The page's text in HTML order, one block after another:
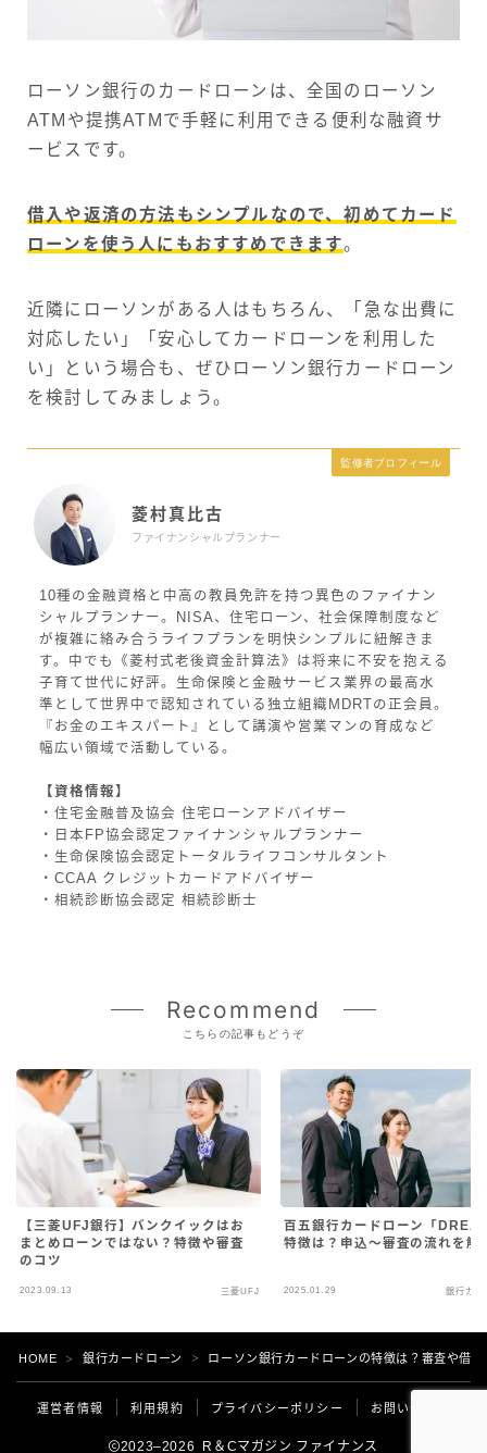
ローソン銀行のカードローンは、全国のローソン
ATMや提携ATMで手軽に利用できる便利な融資サ
ービスです。
借入や返済の方法もシンプルなので、初めてカード
ローンを使う人にもおすすめできます。
近隣にローソンがある人はもちろん、「急な出費に
対応したい」「安心してカードローンを利用した
い」という場合も、ぜひローソン銀行カードローン
を検討してみましょう。
監修者プロフィール
菱村真比古
ファイナンシャルプランナー
10種の金融資格と中高の教員免許を持つ異色のファイナン
シャルプランナー。NISA、住宅ローン、社会保障制度など
が複雑に絡み合うライフプランを明快シンプルに紐解きま
す。中でも《菱村式老後資金計算法》は将来に不安を抱える
子育て世代に好評。生命保険と金融サービス業界の最高水
準として世界中で認知されている独立組織MDRTの正会員。
『お金のエキスパート』として講演や営業マンの育成など
幅広い領域で活動している。
【資格情報】
・住宅金融普及協会 住宅ローンアドバイザー
・日本FP協会認定ファイナンシャルプランナー
・生命保険協会認定トータルライフコンサルタント
・CCAA クレジットカードアドバイザー
・相続診断協会認定 相続診断士
Recommend
こちらの記事もどうぞ
【三菱UFJ銀行】バンクイックはお
まとめローンではない？特徴や審査
のコツ
2023.09.13 三菱UFJ
百五銀行カードローン「
特徴は？申込～審査の流れを解
2025.01.29 銀行カー
HOME ＞ 銀行カードローン ＞ ローソン銀行カードローンの特徴は？審査や借
運営者情報 利用規約 プライバシーポリシー お問い合わせ
2023–2026 R＆Cマガジン ファイナンス